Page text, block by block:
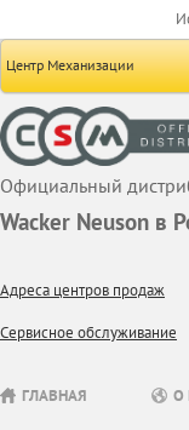
Центр Механизации
Официальный
Wacker Neuson в
Адреса центров продаж
Сервисное обслуживание
ГЛАВНАЯ О